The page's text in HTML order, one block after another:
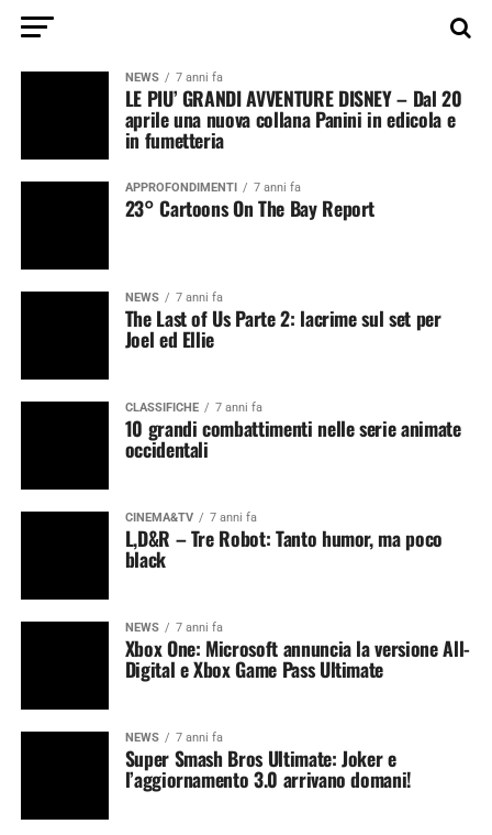
NEWS 7 anni fa
LE PIU’ GRANDI AVVENTURE DISNEY – Dal 20
aprile una nuova collana Panini in edicola e
in fumetteria
APPROFONDIMENTI 7 anni fa
23° Cartoons On The Bay Report
NEWS 7 anni fa
The Last of Us Parte 2: lacrime sul set per
Joel ed Ellie
CLASSIFICHE 7 anni fa
10 grandi combattimenti nelle serie animate
occidentali
CINEMA&TV 7 anni fa
L,D&R – Tre Robot: Tanto humor, ma poco
black
NEWS 7 anni fa
Xbox One: Microsoft annuncia la versione All-
Digital e Xbox Game Pass Ultimate
NEWS 7 anni fa
Super Smash Bros Ultimate: Joker e
l’aggiornamento 3.0 arrivano domani!